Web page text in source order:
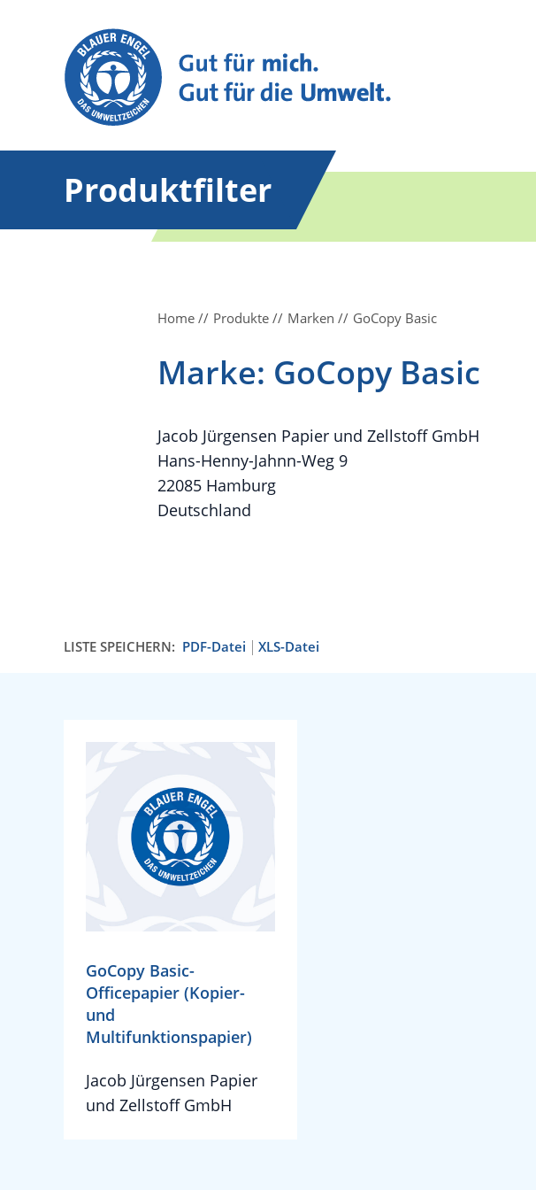
Produktfilter
Home Produkte Marken GoCopy Basic
Marke: GoCopy Basic
Jacob Jürgensen Papier und Zellstoff GmbH
Hans-Henny-Jahnn-Weg 9
22085 Hamburg
Deutschland
LISTE SPEICHERN: PDF-Datei XLS-Datei
GoCopy Basic-
Officepapier (Kopier-
und
Multifunktionspapier)
Jacob Jürgensen Papier
und Zellstoff GmbH